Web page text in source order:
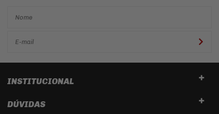
INSTITUCIONAL
DÚVIDAS